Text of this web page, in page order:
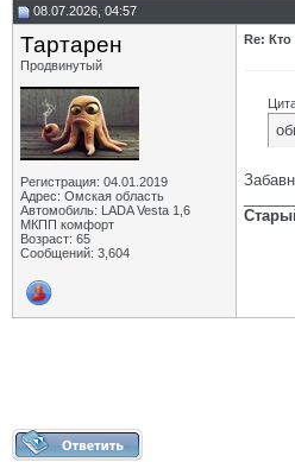
08.07.2026, 04:57
Тартарен
Продвинутый
Регистрация: 04.01.2019
Адрес: Омская область
Автомобиль: LADA Vesta 1,6
МКПП комфорт
Возраст: 65
Сообщений: 3,604
Re: Кто